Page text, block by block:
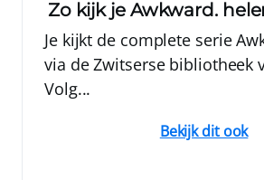
Zo kijk je Awkward.
Je kijkt de complete serie
via de Zwitserse bibliotheek
Volg...
Bekijk dit ook